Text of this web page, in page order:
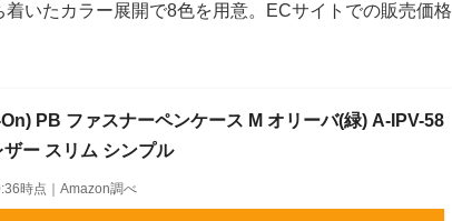
いたカラー展開で8色を用意。ECサイトでの販売価格
PB ファスナーペンケース M オリーバ(緑) A-IPV-58
ー スリム シンプル
時点｜Amazon調べ